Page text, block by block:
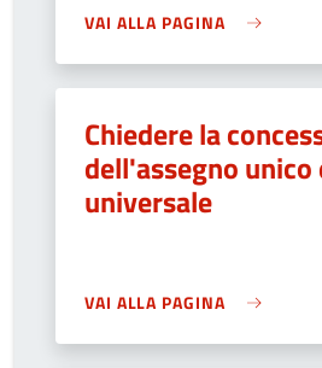
VAI ALLA PAGINA
Chiedere la
dell'assegno unico
universale
VAI ALLA PAGINA